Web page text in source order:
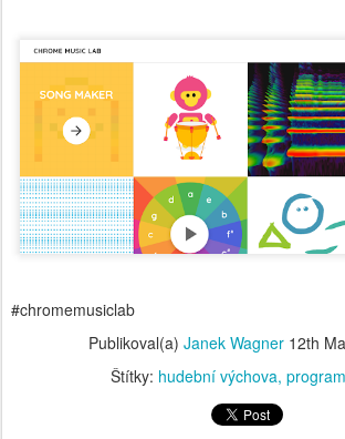
#chromemusiclab
Publikoval(a) Janek Wagner 12th
Štítky: hudební výchova